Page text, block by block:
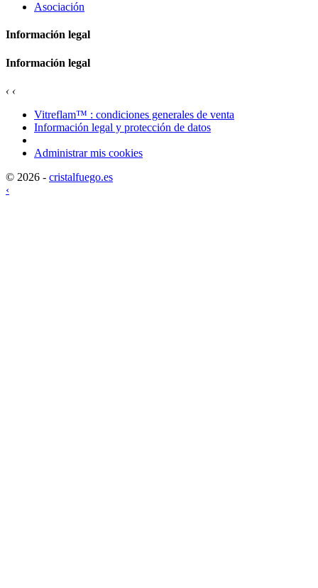
Asociación
Información legal
Información legal
‹ ‹
Vitreflam™ : condiciones generales de venta
Información legal y protección de datos
Administrar mis cookies
© 2026 - cristalfuego.es
‹